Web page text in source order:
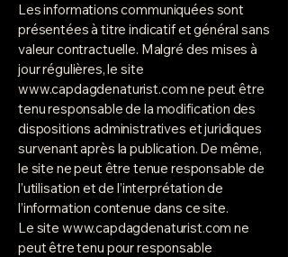
Les informations communiquées sont
présentées à titre indicatif et général sans
valeur contractuelle. Malgré des mises à
jour régulières, le site
www.capdagdenaturist.comne peut être
tenu responsable de la modification des
dispositions administratives et juridiques
survenant après la publication. De même,
le site ne peut être tenue responsable de
l’utilisation et de l’interprétation de
l’information contenue dans ce site.
Le site www.capdagdenaturist.com ne
peut être tenu pour responsable